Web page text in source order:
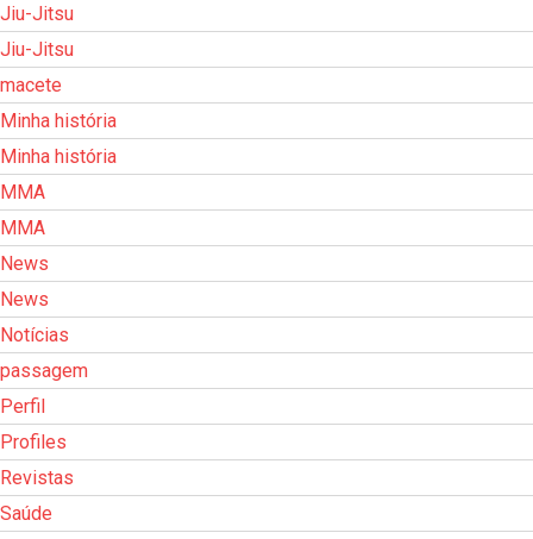
Jiu-Jitsu
Jiu-Jitsu
macete
Minha história
Minha história
MMA
MMA
News
News
Notícias
passagem
Perfil
Profiles
Revistas
Saúde